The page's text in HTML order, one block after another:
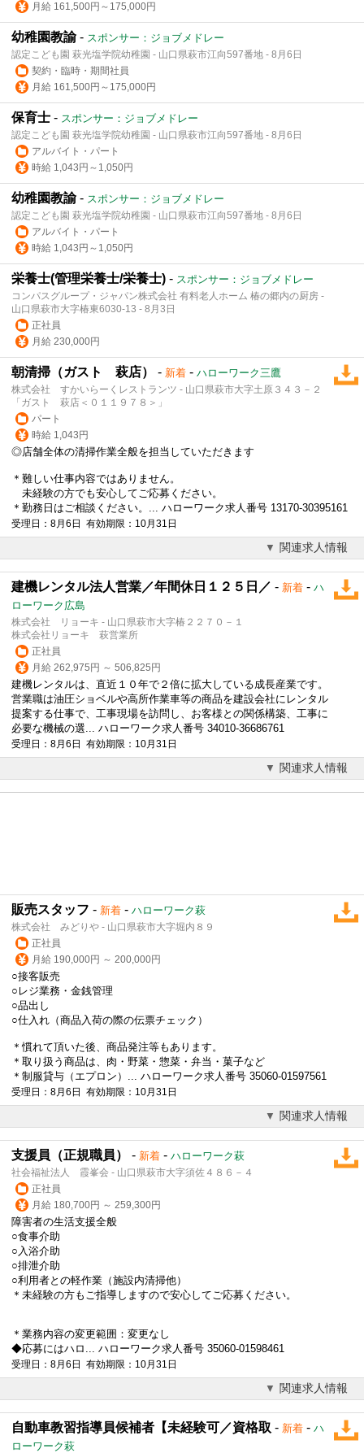
月給 161,500円～175,000円
幼稚園教諭- スポンサー：ジョブメドレー
認定こども園 萩光塩学院幼稚園 - 山口県萩市江向597番地 - 8月6日
契約・臨時・期間社員
月給 161,500円～175,000円
保育士 - スポンサー：ジョブメドレー
認定こども園 萩光塩学院幼稚園 - 山口県萩市江向597番地 - 8月6日
アルバイト・パート
時給 1,043円～1,050円
幼稚園教諭- スポンサー：ジョブメドレー
認定こども園 萩光塩学院幼稚園 - 山口県萩市江向597番地 - 8月6日
アルバイト・パート
時給 1,043円～1,050円
栄養士(管理栄養士/栄養士) - スポンサー：ジョブメドレー
コンパスグループ・ジャパン株式会社 有料老人ホーム 椿の郷内の厨房 -
山口県萩市大字椿東6030-13 - 8月3日
正社員
月給 230,000円
朝清掃（ガスト 萩店） - 新着 - ハローワーク三鷹
株式会社 すかいらーくレストランツ - 山口県萩市大字土原３４３－２
「ガスト 萩店＜０１１９７８＞」
パート
時給 1,043円
◎店舗全体の清掃作業全般を担当していただきます
＊難しい仕事内容ではありません。
未経験の方でも安心してご応募ください。
＊勤務日はご相談ください。... ハローワーク求人番号 13170-30395161
受理日：8月6日 有効期限：10月31日
関連求人情報
建機レンタル法人営業／年間休日１２５日／ - 新着 - ハ
ローワーク広島
株式会社 リョーキ - 山口県萩市大字椿２２７０－１
株式会社リョーキ 萩営業所
正社員
月給 262,975円 ～ 506,825円
建機レンタルは、直近１０年で２倍に拡大している成長産業です。
営業職は油圧ショベルや高所作業車等の商品を建設会社にレンタル
提案する仕事で、工事現場を訪問し、お客様との関係構築、工事に
必要な機械の選... ハローワーク求人番号 34010-36686761
受理日：8月6日 有効期限：10月31日
関連求人情報
販売スタッフ - 新着 - ハローワーク萩
株式会社 みどりや - 山口県萩市大字堀内８９
正社員
月給 190,000円 ～ 200,000円
○接客販売
○レジ業務・金銭管理
○品出し
○仕入れ（商品入荷の際の伝票チェック）
＊慣れて頂いた後、商品発注等もあります。
＊取り扱う商品は、肉・野菜・惣菜・弁当・菓子など
＊制服貸与（エプロン）... ハローワーク求人番号 35060-01597561
受理日：8月6日 有効期限：10月31日
関連求人情報
支援員（正規職員） - 新着 - ハローワーク萩
社会福祉法人 霞峯会 - 山口県萩市大字須佐４８６－４
正社員
月給 180,700円 ～ 259,300円
障害者の生活支援全般
○食事介助
○入浴介助
○排泄介助
○利用者との軽作業（施設内清掃他）
＊未経験の方もご指導しますので安心してご応募ください。
＊業務内容の変更範囲：変更なし
◆応募にはハロ... ハローワーク求人番号 35060-01598461
受理日：8月6日 有効期限：10月31日
関連求人情報
自動車教習指導員候補者【未経験可／資格取 - 新着 - ハ
ローワーク萩